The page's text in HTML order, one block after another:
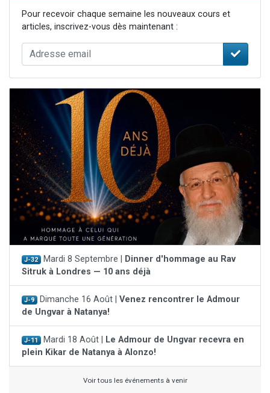
Pour recevoir chaque semaine les nouveaux cours et
articles, inscrivez-vous dès maintenant :
J-32 Mardi 8 Septembre |
Dinner d'hommage au Rav
Sitruk à Londres — 10 ans déjà
J-9 Dimanche 16 Août | Venez rencontrer le Admour
de Ungvar à Natanya!
J-11 Mardi 18 Août |
Le Admour de Ungvar recevra en
plein Kikar de Natanya à Alonzo!
Voir tous les événements à venir